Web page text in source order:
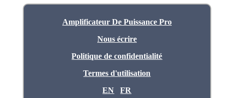
Amplificateur De Puissance Pro
Nous écrire
Politique de confidentialité
Termes d'utilisation
EN
FR